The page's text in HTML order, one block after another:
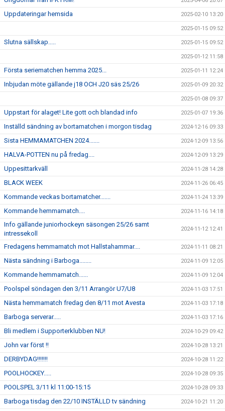
Uppdateringar hemsida 2025-02-10 13:20
2025-01-15 09:52
Slutna sällskap..... 2025-01-15 09:52
2025-01-12 11:58
Första seriematchen hemma 2025... 2025-01-11 12:24
Inbjudan möte gällande j18 OCH J20 säs 25/26 2025-01-09 20:32
2025-01-08 09:37
Uppstart för alaget! Lite gott och blandad info 2025-01-07 19:36
Inställd sändning av bortamatchen i morgon tisdag 2024-12-16 09:33
Sista HEMMAMATCHEN 2024....... 2024-12-09 13:56
HALVA-POTTEN nu på fredag.... 2024-12-09 13:29
Uppesittarkväll 2024-11-28 14:28
BLACK WEEK 2024-11-26 06:45
Kommande veckas bortamatcher....... 2024-11-24 13:39
Kommande hemmamatch.... 2024-11-16 14:18
Info gällande juniorhockeyn säsongen 25/26 samt
intressekoll
2024-11-12 12:41
Fredagens hemmamatch mot Hallstahammar.... 2024-11-11 08:21
Nästa sändning i Barboga........ 2024-11-09 12:05
Kommande hemmamatch...... 2024-11-09 12:04
Poolspel söndagen den 3/11 Arrangör U7/U8 2024-11-03 17:51
Nästa hemmamatch fredag den 8/11 mot Avesta 2024-11-03 17:18
Barboga serverar..... 2024-11-03 17:16
Bli medlem i Supporterklubben NU! 2024-10-29 09:42
John var först !! 2024-10-28 13:21
DERBYDAG!!!!!!! 2024-10-28 11:22
POOLHOCKEY..... 2024-10-28 09:35
POOLSPEL 3/11 kl 11:00-15:15 2024-10-28 09:33
Barboga tisdag den 22/10 INSTÄLLD tv sändning 2024-10-21 11:20